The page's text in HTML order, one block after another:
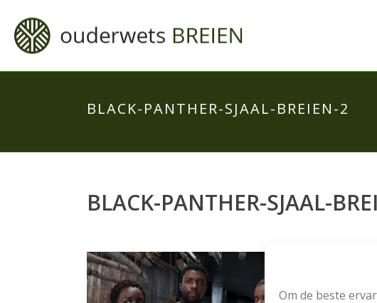
Om de beste
BLACK-PANTHER-SJAAL-BREIEN-2
BLACK-PANTHER-SJAAL-